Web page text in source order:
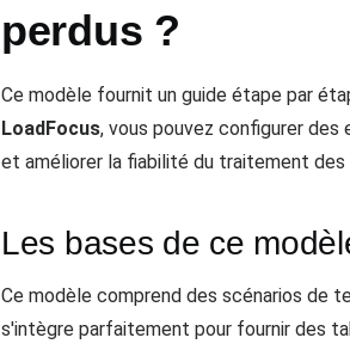
perdus ?
Ce modèle fournit un guide étape par
LoadFocus, vous pouvez configurer des
et améliorer la fiabilité du traitement des
Les bases de ce
Ce modèle comprend des scénarios de
s'intègre parfaitement pour fournir des